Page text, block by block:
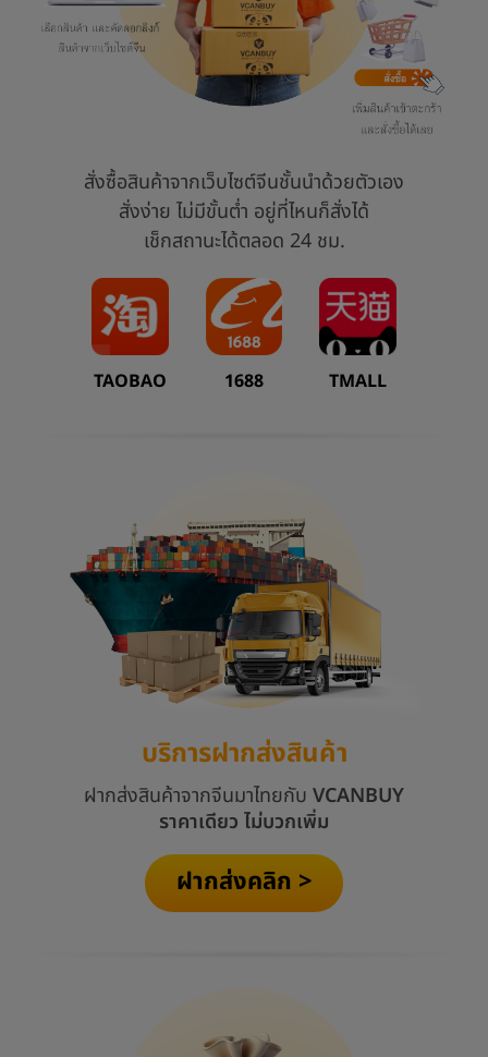
สั่งซื้อสินค้าจากเว็บไซต์จีนชั้นนำด้วยตัวเอง
สั่งง่าย ไม่มีขั้นต่ำ อยู่ที่ไหนก็สั่งได้
เช็กสถานะได้ตลอด 24 ชม.
TAOBAO 1688 TMALL
บริการฝากส่งสินค้า
ฝากส่งสินค้าจากจีนมาไทยกับ VCANBUY
ราคาเดียว ไม่บวกเพิ่ม
ฝากส่งคลิก >